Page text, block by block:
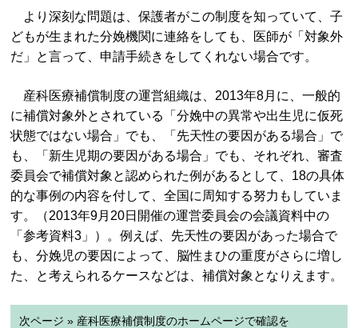
より深刻な問題は、保護者がこの制度を知っていて、子
どもが生まれた分娩機関に連絡をしても、医師が「対象外
だ」と言って、申請手続きをしてくれない場合です。
産科医療補償制度の運営組織は、2013年8月に、一般的
に補償対象外とされている「分娩中の異常や出生児に仮死
状態ではない場合」でも、「先天性の要因がある場合」で
も、「新生児期の要因がある場合」でも、それぞれ、審査
委員会で補償対象と認められた例があるとして、18の具体
的な事例の内容を付して、全国に周知する努力もしていま
す。（2013年9月20日開催の運営委員会の会議資料中の
「参考資料3」）。例えば、先天性の要因があった場合で
も、分娩児の要因によって、脳性まひの重度がさらに増し
た、と考えられるケースなどは、補償対象となりえます。
次ページ » 産科医療補償制度のホームページで確認を